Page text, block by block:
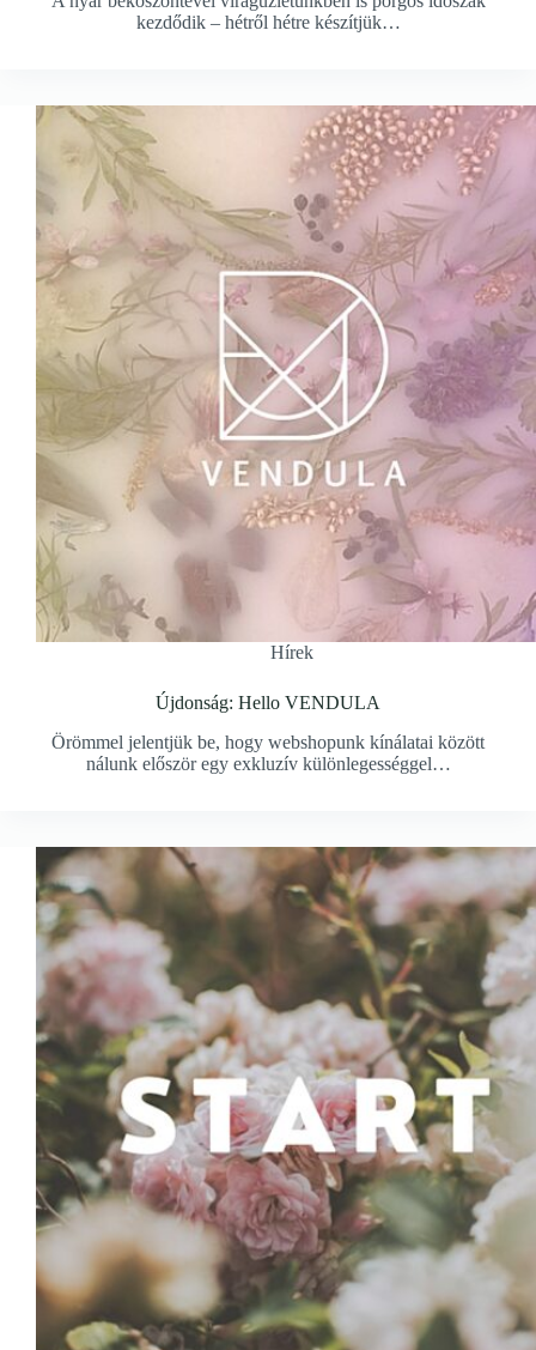
kezdődik – hétről hétre készítjük…
Hírek
Újdonság: Hello VENDULA
Örömmel jelentjük be, hogy webshopunk kínálatai között
nálunk először egy exkluzív különlegességgel…